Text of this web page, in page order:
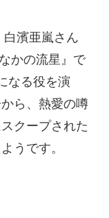
白濱亜嵐さん
かの流星』で
なる役を演
ら、熱愛の噂
クープされた
うです。